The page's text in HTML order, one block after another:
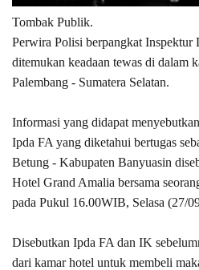
Tombak Publik.
Perwira Polisi berpangkat Inspektur
ditemukan keadaan tewas di dalam
Palembang - Sumatera Selatan.
Informasi yang didapat
Ipda FA yang diketahui bertugas
Betung - Kabupaten Banyuasin
Hotel Grand Amalia bersama
pada Pukul 16.00WIB, Selasa (27/
Disebutkan Ipda FA dan IK
dari kamar hotel untuk membeli